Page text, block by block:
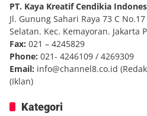
PT. Kaya Kreatif Cendikia
Jl. Gunung Sahari Raya 73 C
Selatan. Kec. Kemayoran. Jakarta
Fax: 021 – 4245829
Phone: 021- 4246109 / 4269309
Email: info@channel8.co.id
(Iklan)
Kategori